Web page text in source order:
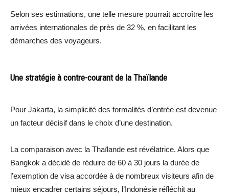
Selon ses estimations, une telle mesure pourrait accroître les
arrivées internationales de près de 32 %, en facilitant les
démarches des voyageurs.
Une stratégie à contre-courant de la Thaïlande
Pour Jakarta, la simplicité des formalités d’entrée est devenue
un facteur décisif dans le choix d’une destination.
La comparaison avec la Thaïlande est révélatrice. Alors que
Bangkok a décidé de réduire de 60 à 30 jours la durée de
l’exemption de visa accordée à de nombreux visiteurs afin de
mieux encadrer certains séjours, l’Indonésie réfléchit au